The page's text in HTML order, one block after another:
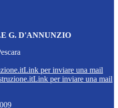
G. D'ANNUNZIO
Link per inviare una mail
Link per inviare una mail